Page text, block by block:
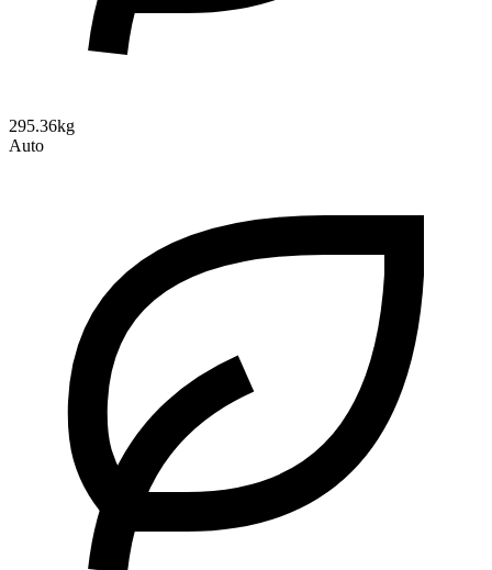
295.36kg
Auto